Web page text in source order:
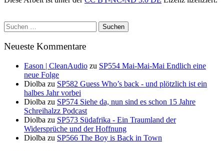
Suchen
nach:
Neueste Kommentare
Eason | CleanAudio zu SP554 Mai-Mai-Mai Endlich eine
neue Folge
Diolba zu SP582 Guess Who’s back - und plötzlich ist ein
halbes Jahr vorbei
Diolba zu SP574 Siehe da, nun sind es schon 15 Jahre
Schreihalzz Podcast
Diolba zu SP573 Südafrika - Ein Traumland der
Widersprüche und der Hoffnung
Diolba zu SP566 The Boy is Back in Town